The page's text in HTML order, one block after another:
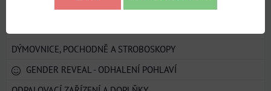
DÝMOVNICE, POCHODNĚ A STROBOSKOPY
GENDER REVEAL - ODHALENÍ POHLAVÍ